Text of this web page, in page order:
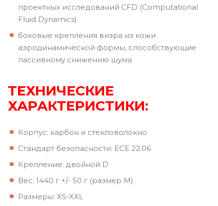
проектных исследований CFD (Computational
Fluid Dynamics)
боковые крепления визра из кожи
аэродинамической формы, способствующие
пассивному снижению шума
ТЕХНИЧЕСКИЕ
ХАРАКТЕРИСТИКИ:
Корпус: карбон и стекловолокно
Стандарт безопасности: ECE 22.06
Крепление: двойной D
Вес: 1440 г +/- 50 г (размер M)
Размеры: XS-XXL